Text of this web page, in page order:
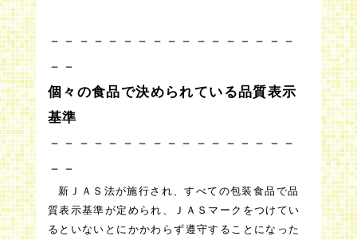
－－－－－－－－－－－－－－－－－
－－
個々の食品で決められている品質表示
基準
－－－－－－－－－－－－－－－－－
－－
新ＪＡＳ法が施行され、すべての包装食品で品
質表示基準が定められ、ＪＡＳマークをつけてい
るといないとにかかわらず遵守することになった